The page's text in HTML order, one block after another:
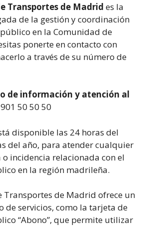
Transportes de Madrid es la
de la gestión y coordinación
en la Comunidad de
ponerte en contacto con
a través de su número de
de información y atención al
901 50 50 50
disponible las 24 horas del
del año, para atender cualquier
incidencia relacionada con el
en la región madrileña.
Transportes de Madrid ofrece un
de servicios, como la tarjeta de
“Abono”, que permite utilizar